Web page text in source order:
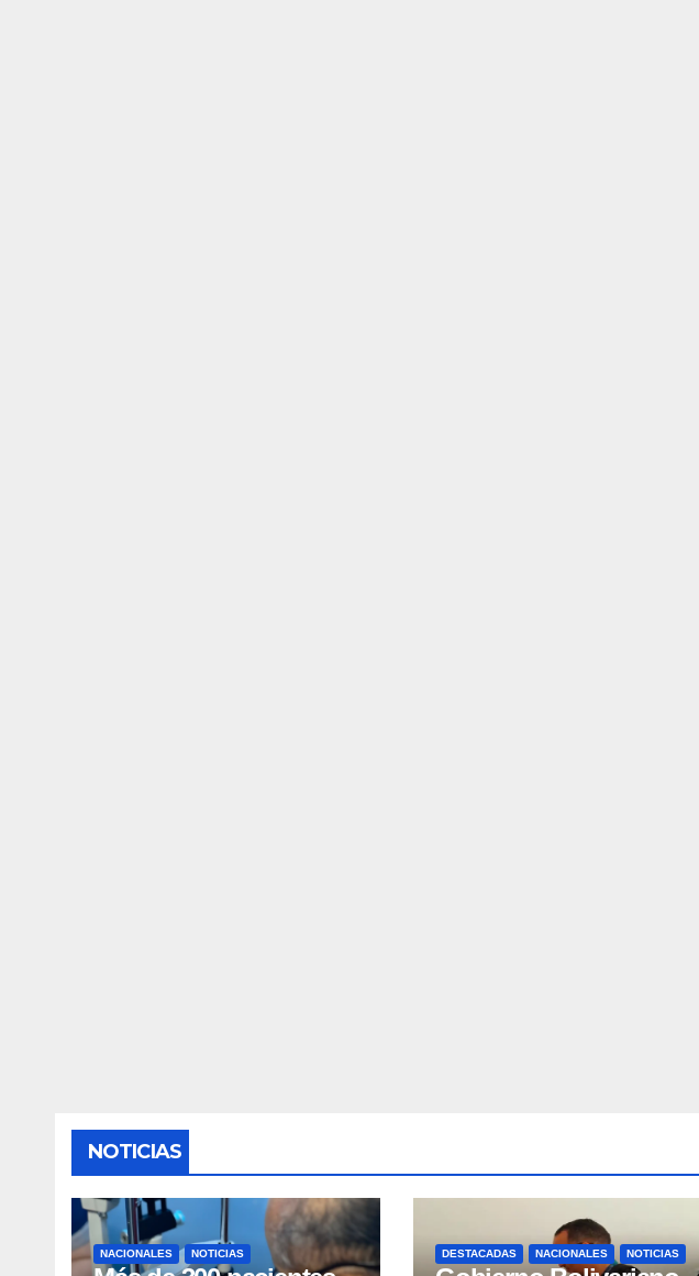
NOTICIAS
NACIONALES NOTICIAS DESTACADAS NACIONALES NOTICIAS